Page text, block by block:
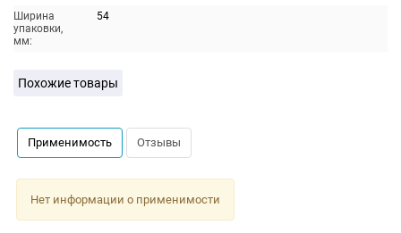
Ширина
упаковки,
мм:
54
Похожие товары
Применимость Отзывы
Нет информации о применимости